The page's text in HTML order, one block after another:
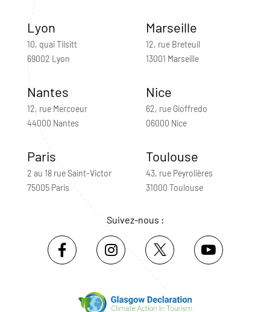
Lyon
10, quai Tilsitt
69002 Lyon
Marseille
12, rue Breteuil
13001 Marseille
Nantes
12, rue Mercoeur
44000 Nantes
Nice
62, rue Gioffredo
06000 Nice
Paris
2 au 18 rue Saint-Victor
75005 Paris
Toulouse
43, rue Peyrolières
31000 Toulouse
Suivez-nous :